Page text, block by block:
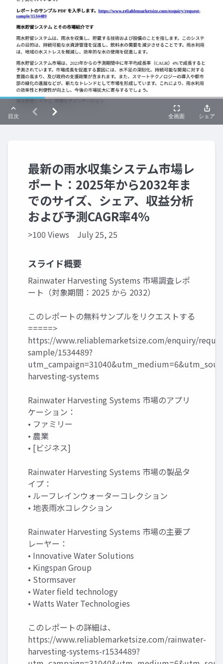
最新の雨水収集システム市場レ
ポート：2025年から2032年ま
でのサイズ、シェア、収益分析
および予測CAGR率4%
>100 Views July 25, 25
スライド概要
Rainwater Harvesting Systems 市場調査レポ
ート（対象期間：2025 から 2032）
このレポートの無料サンプルをリクエストする
=====>
https://www.reliablemarketsize.com/enquiry/
sample/1534489?
harvesting-systems
Rainwater Harvesting Systems 市場のアプリ
ケーション：
• ファミリー
• 農業
• [ビジネス]
Rainwater Harvesting Systems 市場の製品タ
イプ：
• ルーフレインウォーターコレクション
• 地表雨水コレクション
Rainwater Harvesting Systems 市場の主要プ
レーヤー：
• Innovative Water Solutions
• Kingspan Group
• Stormsaver
• Water field technology
• Watts Water Technologies
このレポートの詳細は、
https://www.reliablemarketsize.com/rainwater-
harvesting-systems-r1534489?